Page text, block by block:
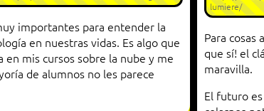
importantes para entender la
en nuestras vidas. Es algo que
mis cursos sobre la nube y me
de alumnos no les parece
lumiere/
Para
que sí! el
maravilla.
El futuro